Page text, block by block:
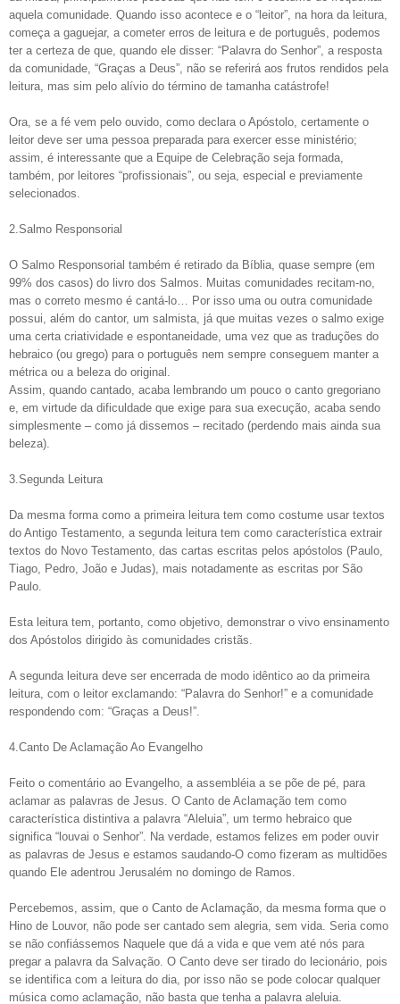
aquela comunidade. Quando isso acontece e o “leitor”, na hora da leitura,
começa a gaguejar, a cometer erros de leitura e de português, podemos
ter a certeza de que, quando ele disser: “Palavra do Senhor”, a resposta
da comunidade, “Graças a Deus”, não se referirá aos frutos rendidos pela
leitura, mas sim pelo alívio do término de tamanha catástrofe!
Ora, se a fé vem pelo ouvido, como declara o Apóstolo, certamente o
leitor deve ser uma pessoa preparada para exercer esse ministério;
assim, é interessante que a Equipe de Celebração seja formada,
também, por leitores “profissionais”, ou seja, especial e previamente
selecionados.
2.Salmo Responsorial
O Salmo Responsorial também é retirado da Bíblia, quase sempre (em
99% dos casos) do livro dos Salmos. Muitas comunidades recitam-no,
mas o correto mesmo é cantá-lo… Por isso uma ou outra comunidade
possui, além do cantor, um salmista, já que muitas vezes o salmo exige
uma certa criatividade e espontaneidade, uma vez que as traduções do
hebraico (ou grego) para o português nem sempre conseguem manter a
métrica ou a beleza do original.
Assim, quando cantado, acaba lembrando um pouco o canto gregoriano
e, em virtude da dificuldade que exige para sua execução, acaba sendo
simplesmente – como já dissemos – recitado (perdendo mais ainda sua
beleza).
3.Segunda Leitura
Da mesma forma como a primeira leitura tem como costume usar textos
do Antigo Testamento, a segunda leitura tem como característica extrair
textos do Novo Testamento, das cartas escritas pelos apóstolos (Paulo,
Tiago, Pedro, João e Judas), mais notadamente as escritas por São
Paulo.
Esta leitura tem, portanto, como objetivo, demonstrar o vivo ensinamento
dos Apóstolos dirigido às comunidades cristãs.
A segunda leitura deve ser encerrada de modo idêntico ao da primeira
leitura, com o leitor exclamando: “Palavra do Senhor!” e a comunidade
respondendo com: “Graças a Deus!”.
4.Canto De Aclamação Ao Evangelho
Feito o comentário ao Evangelho, a assembléia a se põe de pé, para
aclamar as palavras de Jesus. O Canto de Aclamação tem como
característica distintiva a palavra “Aleluia”, um termo hebraico que
significa “louvai o Senhor”. Na verdade, estamos felizes em poder ouvir
as palavras de Jesus e estamos saudando-O como fizeram as multidões
quando Ele adentrou Jerusalém no domingo de Ramos.
Percebemos, assim, que o Canto de Aclamação, da mesma forma que o
Hino de Louvor, não pode ser cantado sem alegria, sem vida. Seria como
se não confiássemos Naquele que dá a vida e que vem até nós para
pregar a palavra da Salvação. O Canto deve ser tirado do lecionário, pois
se identifica com a leitura do dia, por isso não se pode colocar qualquer
música como aclamação, não basta que tenha a palavra aleluia.